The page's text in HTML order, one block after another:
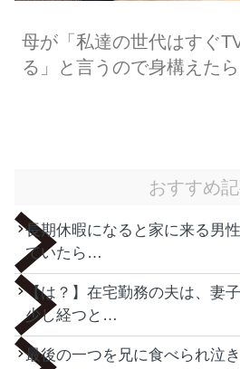
母が「私達の世代はすぐ
る」と言うので身構えたら
おすすめ
長期休暇になると家に来る男
ていたら…
【は？】在宅勤務の夫は、妻
少し経つと…
最後の一つを兄に食べられ泣